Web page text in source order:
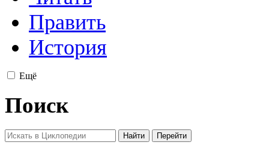
Править
История
Ещё
Поиск